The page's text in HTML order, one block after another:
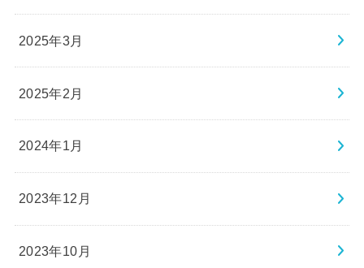
2025年3月
2025年2月
2024年1月
2023年12月
2023年10月